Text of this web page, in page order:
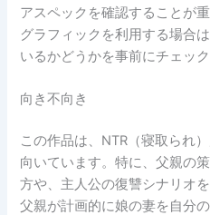
アスペックを確認することが
グラフィックを利用する場合
いるかどうかを事前にチェッ
向き不向き
この作品は、NTR（寝取られ
向いています。特に、父親の
方や、主人公の復讐シナリオ
父親が計画的に娘の妻を自分